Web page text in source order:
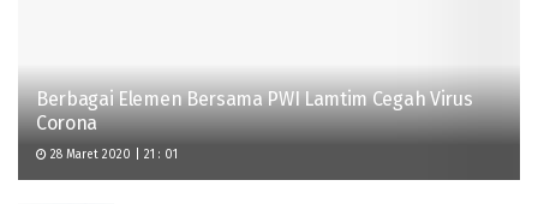
Berbagai Elemen Bersama PWI Lamtim Cegah Virus
Corona
28 Maret 2020 | 21 : 01